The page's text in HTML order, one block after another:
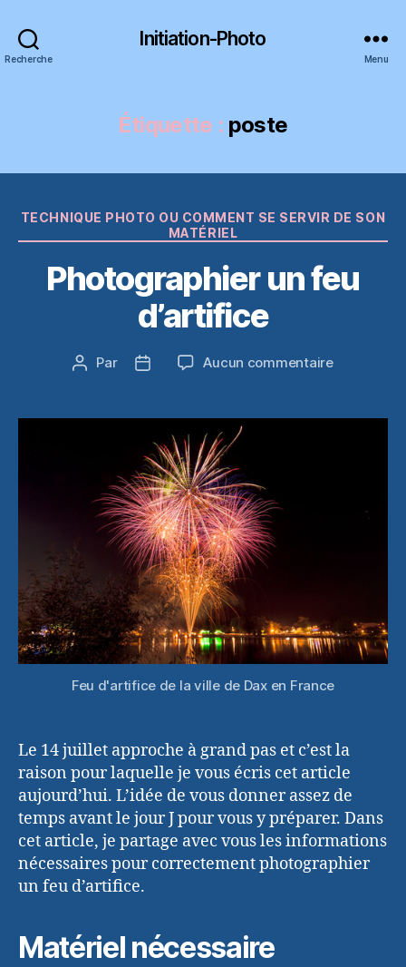
Recherche
Initiation-Photo
Menu
Étiquette : poste
Catégories
TECHNIQUE PHOTO OU COMMENT SE SERVIR DE SON
MATÉRIEL
Photographier un feu
d’artifice
Auteur
Par
Date
Aucun commentairesur
feu
Feu d'artifice de la ville de Dax en France
Le 14 juillet approche à grand pas et c’est la
raison pour laquelle je vous écris cet article
aujourd’hui. L’idée de vous donner assez de
temps avant le jour J pour vous y préparer. Dans
cet article, je partage avec vous les informations
nécessaires pour correctement photographier
un feu d’artifice.
Matériel nécessaire